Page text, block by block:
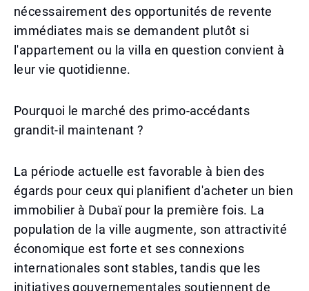
nécessairement des opportunités de revente
immédiates mais se demandent plutôt si
l'appartement ou la villa en question convient à
leur vie quotidienne.
Pourquoi le marché des primo-accédants
grandit-il maintenant ?
La période actuelle est favorable à bien des
égards pour ceux qui planifient d'acheter un bien
immobilier à Dubaï pour la première fois. La
population de la ville augmente, son attractivité
économique est forte et ses connexions
internationales sont stables, tandis que les
initiatives gouvernementales soutiennent de